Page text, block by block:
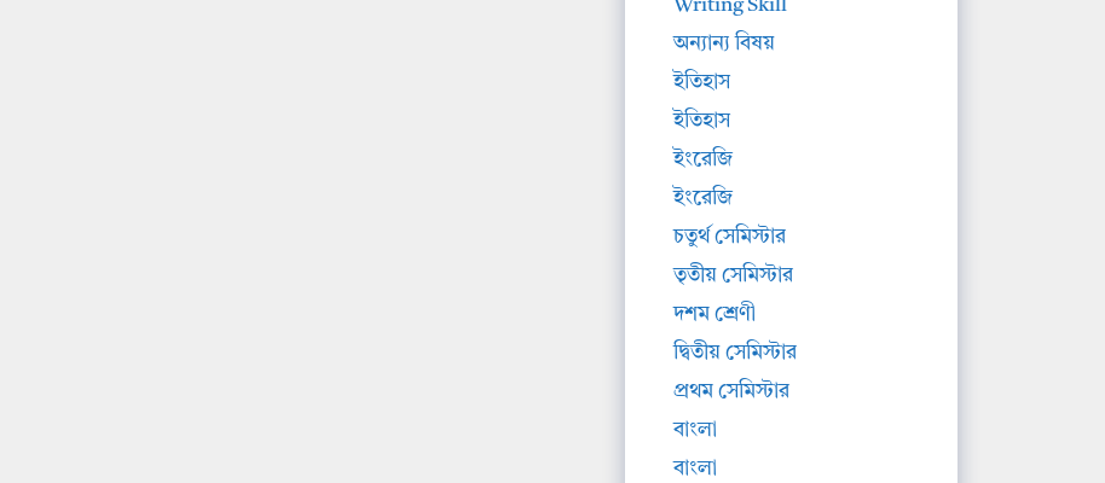
Writing Skill
অন্যান্য বিষয়
ইতিহাস
ইতিহাস
ইংরেজি
ইংরেজি
চতুর্থ সেমিস্টার
তৃতীয় সেমিস্টার
দশম শ্রেণী
দ্বিতীয় সেমিস্টার
প্রথম সেমিস্টার
বাংলা
বাংলা